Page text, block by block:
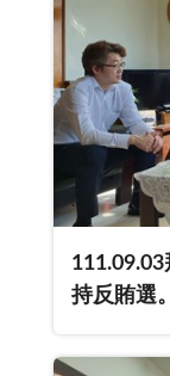
持反賄選。